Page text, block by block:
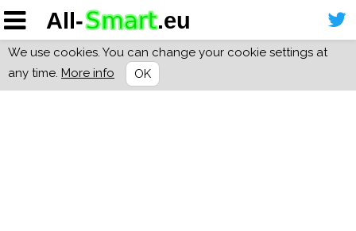
We use cookies. You can change your cookie settings at
any time. More info OK